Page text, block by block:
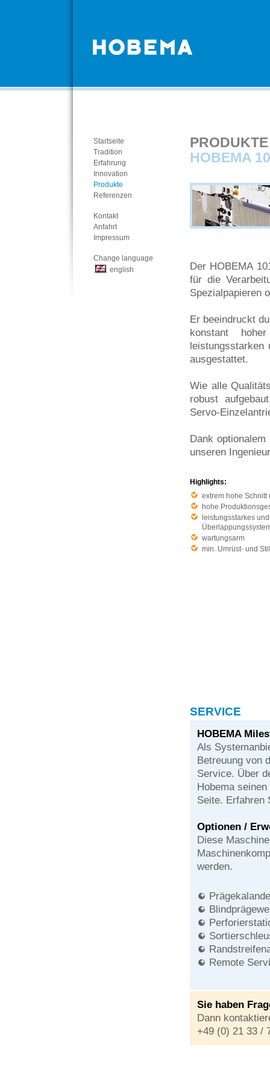
Startseite
Tradition
Erfahrung
Innovation
Produkte
Referenzen
Kontakt
Anfahrt
Impressum
Change language
english
PRODUKTE
HOBEMA
Der HOBEMA
für die
Spezialpapieren
Er beeindruckt
konstant
leistungsstarken
ausgestattet.
Wie alle
robust
Servo-
Dank
unseren
Highlights:
extrem hohe
hohe
leistungsstarkes
wartungsarm
min. Umrüst- und
SERVICE
HOBEMA
Als
Betreuung von
Service. Über
Hobema
Seite. Erfahren
Optionen /
Diese
werden.
Remote
Sie haben
Dann
+49 (0) 21 33 /